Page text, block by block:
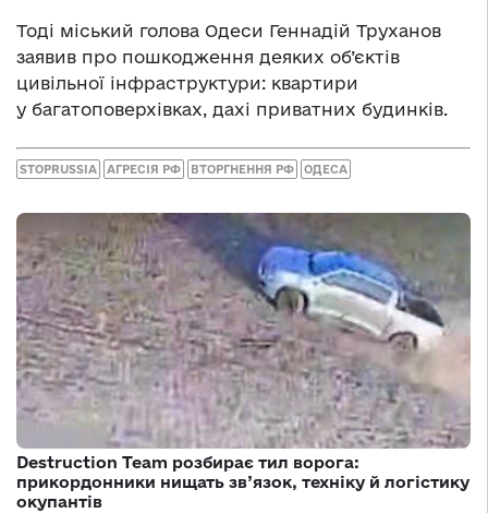
Тоді міський голова Одеси Геннадій Труханов
заявив про пошкодження деяких об’єктів
цивільної інфраструктури: квартири
у багатоповерхівках, дахі приватних будинків.
STOPRUSSIA АГРЕСІЯ РФ ВТОРГНЕННЯ РФ ОДЕСА
Destruction Team розбирає тил ворога:
прикордонники нищать зв’язок, техніку й логістику
окупантів